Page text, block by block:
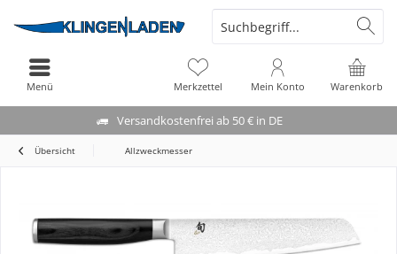
Versandkostenfrei ab 50 € in DE
Warenkorb
Merkzettel Mein Konto
Menü
Übersicht Allzweckmesser